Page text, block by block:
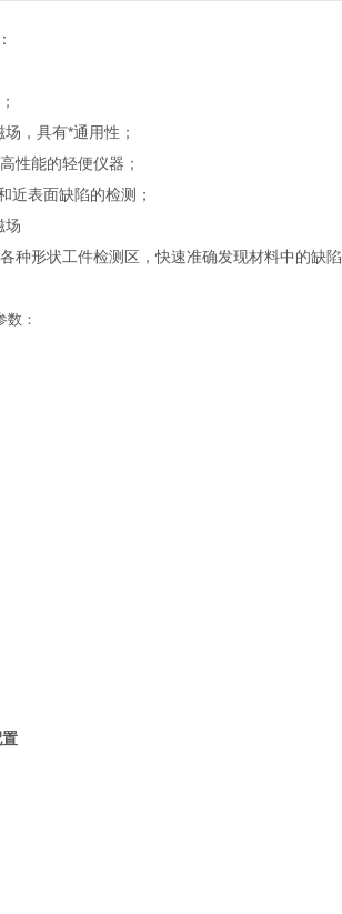
具有*通用性；
的轻便仪器；
表面缺陷的检测；
场
形状工件检测区，快速准确发现材料中的缺陷
：